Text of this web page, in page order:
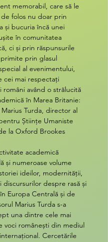
memorabil, care să le
folos nu doar prin
și bucuria încă unei
în comunitatea
ci și prin răspunsurile
prin glasul
al evenimentului,
cei mai respectați
români având o strălucită
în Marea Britanie:
Turda, director al
Științe Umaniste
la Oxford Brookes
academică
și numeroase volume
ideilor, modernității,
discursurilor despre rasă și
Europa Centrală și de
Marius Turda s-a
una dintre cele mai
voci românești din mediul
Cercetările